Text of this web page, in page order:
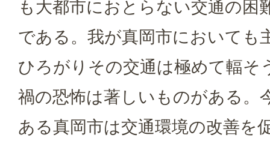
も大都市におとらない交通の困
である。我が真岡市においても
ひろがりその交通は極めて輻そ
禍の恐怖は著しいものがある。
ある真岡市は交通環境の改善を